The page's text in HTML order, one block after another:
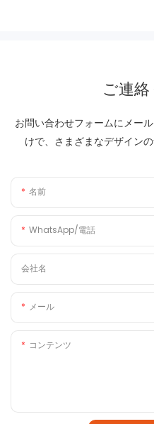
ご連
お問い合わせフォームにメー
けで、さまざまなデザイン
名前
WhatsApp/電話
会社名
メール
コンテンツ